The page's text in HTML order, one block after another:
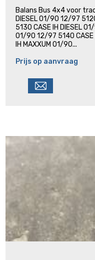
Balans Bus 4x4 voor
DIESEL 01/90 12/97
5130 CASE IH DIESEL
01/90 12/97 5140 CASE
IH MAXXUM 01/90...
Prijs op aanvraag